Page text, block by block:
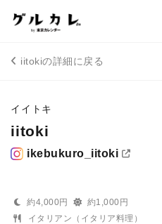
iitokiの詳細に戻る
イイトキ
iitoki
ikebukuro_iitoki
約4,000円
約1,000円
イタリアン（イタリア料理）